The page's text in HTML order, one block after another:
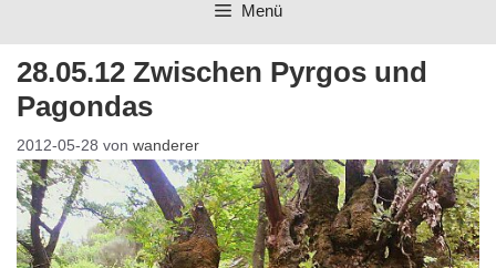
Menü
28.05.12 Zwischen Pyrgos und
Pagondas
2012-05-28 von wanderer